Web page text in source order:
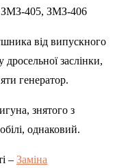
від випускного
дросельної заслінки,
генератор.
знятого з
однаковий.
– Заміна